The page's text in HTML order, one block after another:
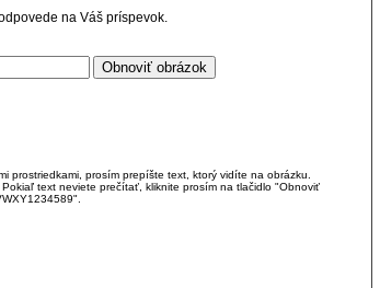
na Váš príspevok.
prostriedkami, prosím prepíšte text, ktorý vidíte na obrázku.
text neviete prečítať, kliknite prosím na tlačidlo "Obnoviť